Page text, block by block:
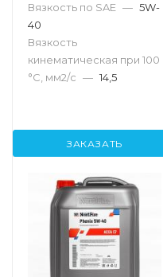
Вязкость по SAE — 5W-
40
Вязкость
кинематическая при 100
°С, мм2/с — 14,5
ЗАКАЗАТЬ